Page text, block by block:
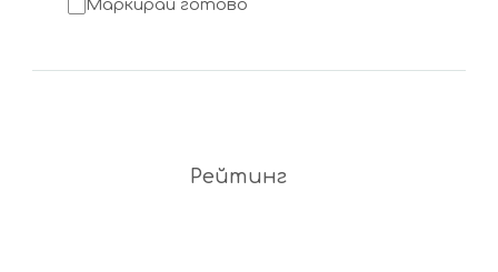
Маркирай готово
Рейтинг